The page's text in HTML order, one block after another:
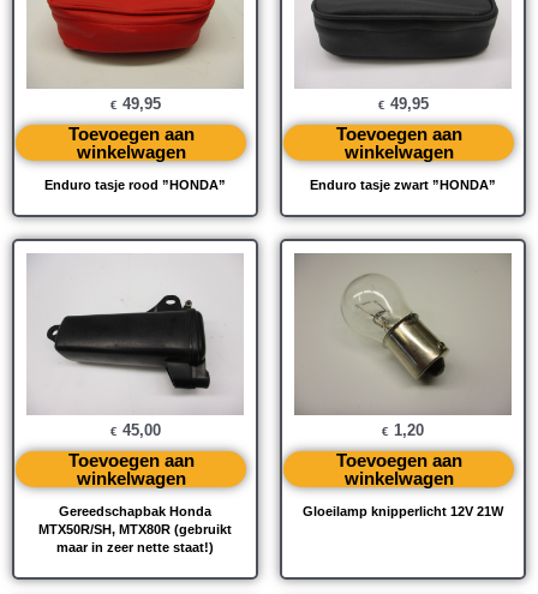
Enduro tasje rood ”HONDA”
€ 49,95
Toevoegen aan
winkelwagen
Enduro tasje zwart ”HONDA”
€ 49,95
Toevoegen aan
winkelwagen
Gereedschapbak Honda
MTX50R/SH, MTX80R (gebruikt
maar in zeer nette staat!)
€ 45,00
Toevoegen aan
winkelwagen
Gloeilamp knipperlicht 12V 21W
€ 1,20
Toevoegen aan
winkelwagen